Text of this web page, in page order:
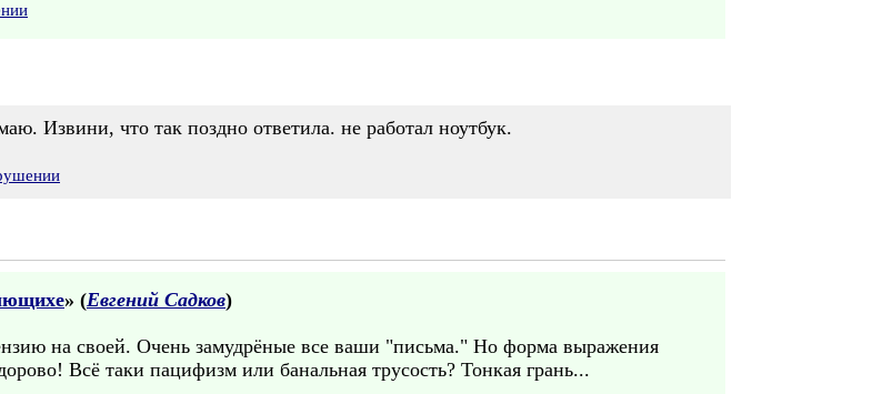
Извини, что так поздно ответила. не работал ноутбук.
» (Евгений Садков)
на своей. Очень замудрёные все ваши "письма." Но форма выражения
Всё таки пацифизм или банальная трусость? Тонкая грань...